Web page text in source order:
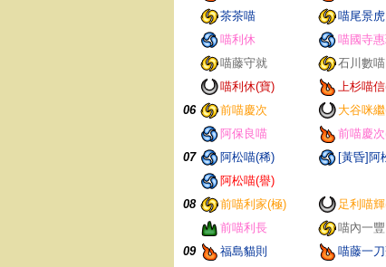
茶茶喵
喵尾景虎
喵利休
喵國寺
喵藤守就
石川數喵
喵利休(寶)
上杉喵
06
前喵慶次 大谷咪
阿保良喵
前喵慶
07
阿松喵(稀) [黃昏]阿
阿松喵(譽)
08
前喵利家(極) 足利喵
前喵利長
喵內一豐
09
福島貓則 喵藤一